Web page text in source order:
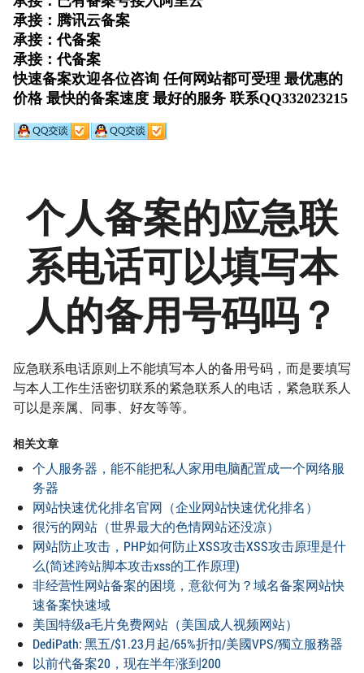
个人备案的应急联
系电话可以填写本
人的备用号码吗？
应急联系电话原则上不能填写本人的备用号码，而是要填写
与本人工作生活密切联系的紧急联系人的电话，紧急联系人
可以是亲属、同事、好友等等。
相关文章
个人服务器，能不能把私人家用电脑配置成一个网络服
务器
网站快速优化排名官网（企业网站快速优化排名）
很污的网站（世界最大的色情网站还没凉）
网站防止攻击，PHP如何防止XSS攻击XSS攻击原理是什
么(简述跨站脚本攻击xss的工作原理)
非经营性网站备案的困境，意欲何为？域名备案网站快
速备案快速域
美国特级a毛片免费网站（美国成人视频网站）
DediPath: 黑五/$1.23月起/65%折扣/美國VPS/獨立服務器
以前代备案20，现在半年涨到200